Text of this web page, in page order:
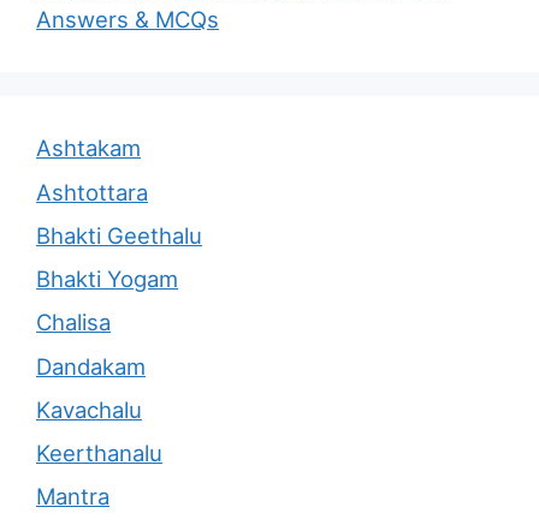
Answers & MCQs
Ashtakam
Ashtottara
Bhakti Geethalu
Bhakti Yogam
Chalisa
Dandakam
Kavachalu
Keerthanalu
Mantra